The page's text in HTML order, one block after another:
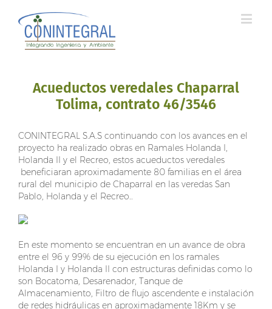
Acueductos veredales Chaparral
Tolima, contrato 46/3546
CONINTEGRAL S.A.S continuando con los avances en el
proyecto ha realizado obras en Ramales Holanda I,
Holanda II y el Recreo, estos acueductos veredales
beneficiaran aproximadamente 80 familias en el área
rural del municipio de Chaparral en las veredas San
Pablo, Holanda y el Recreo..
En este momento se encuentran en un avance de obra
entre el 96 y 99% de su ejecución en los ramales
Holanda I y Holanda II con estructuras definidas como lo
son Bocatoma, Desarenador, Tanque de
Almacenamiento, Filtro de flujo ascendente e instalación
de redes hidráulicas en aproximadamente 18Km y se